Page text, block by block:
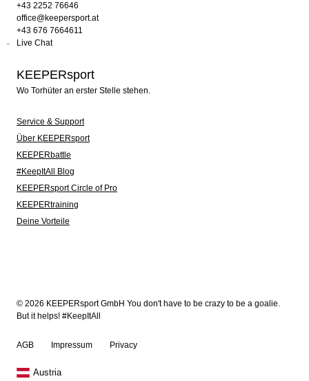
+43 2252 76646
office@keepersport.at
+43 676 7664611
Live Chat
KEEPERsport
Wo Torhüter an erster Stelle stehen.
Service & Support
Über KEEPERsport
KEEPERbattle
#KeepItAll Blog
KEEPERsport Circle of Pro
KEEPERtraining
Deine Vorteile
© 2026 KEEPERsport GmbH You don't have to be crazy to be a goalie.
But it helps! #KeepItAll
AGB Impressum Privacy
Austria